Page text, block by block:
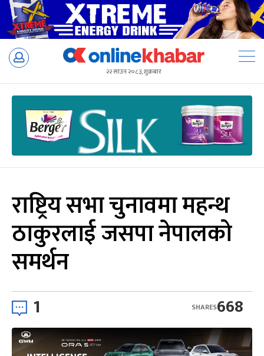
Skip
२२ साउन २०८३, शुक्रबार
राष्ट्रिय सभा चुनावमा महन्थ
ठाकुरलाई जसपा नेपालको
समर्थन
1 668
SHARES